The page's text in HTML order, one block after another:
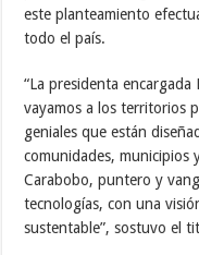
este planteamiento
todo el país.
“La presidenta
vayamos a los territorios
geniales que están
comunidades, municipios
Carabobo, puntero y
tecnologías, con una
sustentable”, sostuvo el